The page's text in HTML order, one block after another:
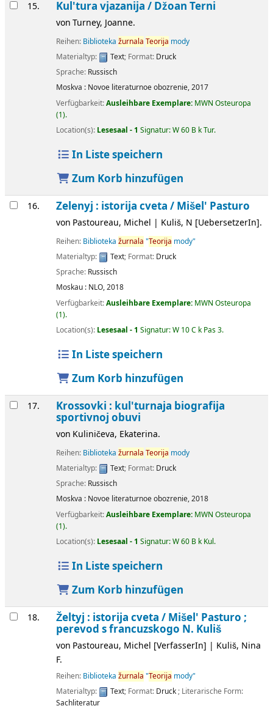
15. Kul'tura vjazanija / Džoan Terni
vonTurney, Joanne.
Reihen: Biblioteka žurnala Teorija mody
Materialtyp:
Text; Format: Druck
Sprache: Russisch
Moskva : Novoe literaturnoe obozrenie,2017
Verfügbarkeit:Ausleihbare Exemplare: MWN Osteuropa
(1).
Location(s): Lesesaal - 1 Signatur:W 60 B k Tur.
In Liste speichern
Zum Korb hinzufügen
16. Zelenyj : istorija cveta / Mišel' Pasturo
von Pastoureau, Michel | Kuliš, N [UebersetzerIn].
Reihen: Biblioteka žurnala "Teorija mody"
Materialtyp:
Text; Format: Druck
Sprache: Russisch
Moskau : NLO,2018
Verfügbarkeit:Ausleihbare Exemplare: MWN Osteuropa
(1).
Location(s): Lesesaal - 1 Signatur:W 10 C k Pas 3.
In Liste speichern
Zum Korb hinzufügen
17. Krossovki : kul'turnaja biografija
sportivnoj obuvi
von Kuliničeva, Ekaterina.
Reihen: Biblioteka žurnala Teorija mody
Materialtyp:
Text; Format: Druck
Sprache: Russisch
Moskva : Novoe literaturnoe obozrenie,2018
Verfügbarkeit:Ausleihbare Exemplare: MWN Osteuropa
(1).
Location(s): Lesesaal - 1 Signatur:W 60 B k Kul.
In Liste speichern
Zum Korb hinzufügen
18. Želtyj : istorija cveta / Mišel' Pasturo ;
perevod s francuzskogo N. Kuliš
von Pastoureau, Michel [VerfasserIn] | Kuliš, Nina
F.
Reihen: Biblioteka žurnala "Teorija mody"
Materialtyp:
Text; Format: Druck; Literarische Form:
Sachliteratur